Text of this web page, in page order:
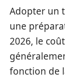
Adopter un
une
2026, le
fonction de